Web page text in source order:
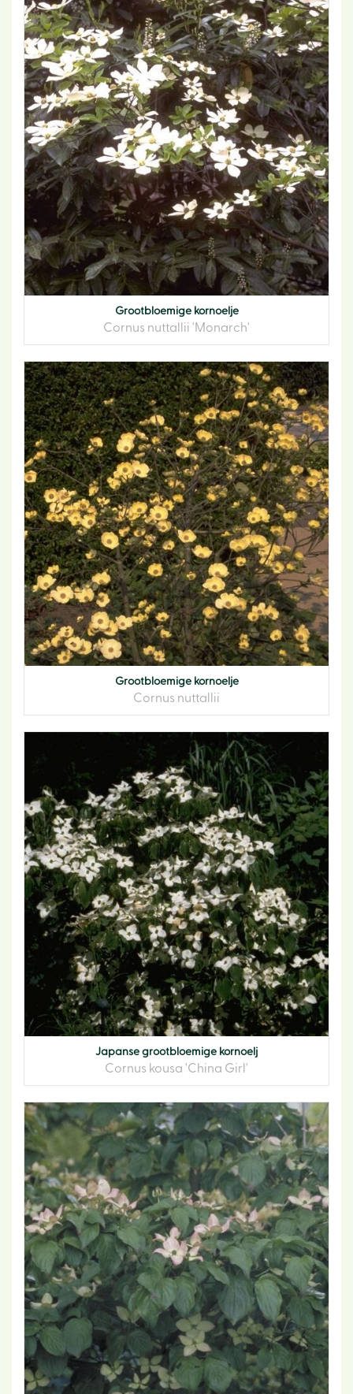
Grootbloemige kornoelje
Cornus nuttallii 'Monarch'
Grootbloemige kornoelje
Cornus nuttallii
Japanse grootbloemige kornoelj
Cornus kousa 'China Girl'